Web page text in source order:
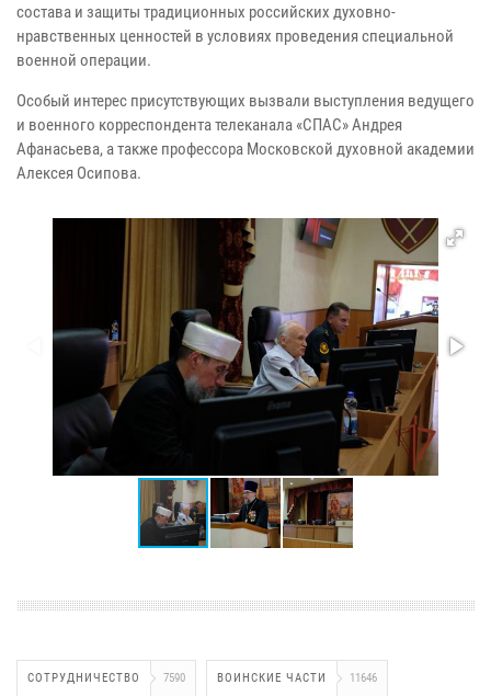
состава и защиты традиционных российских духовно-
нравственных ценностей в условиях проведения специальной
военной операции.
Особый интерес присутствующих вызвали выступления ведущего
и военного корреспондента телеканала «СПАС» Андрея
Афанасьева, а также профессора Московской духовной академии
Алексея Осипова.
СОТРУДНИЧЕСТВО 7590 ВОИНСКИЕ ЧАСТИ 11646